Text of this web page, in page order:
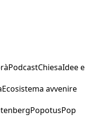
PodcastChiesaIdee e
Ecosistema avvenire
PopotusPop